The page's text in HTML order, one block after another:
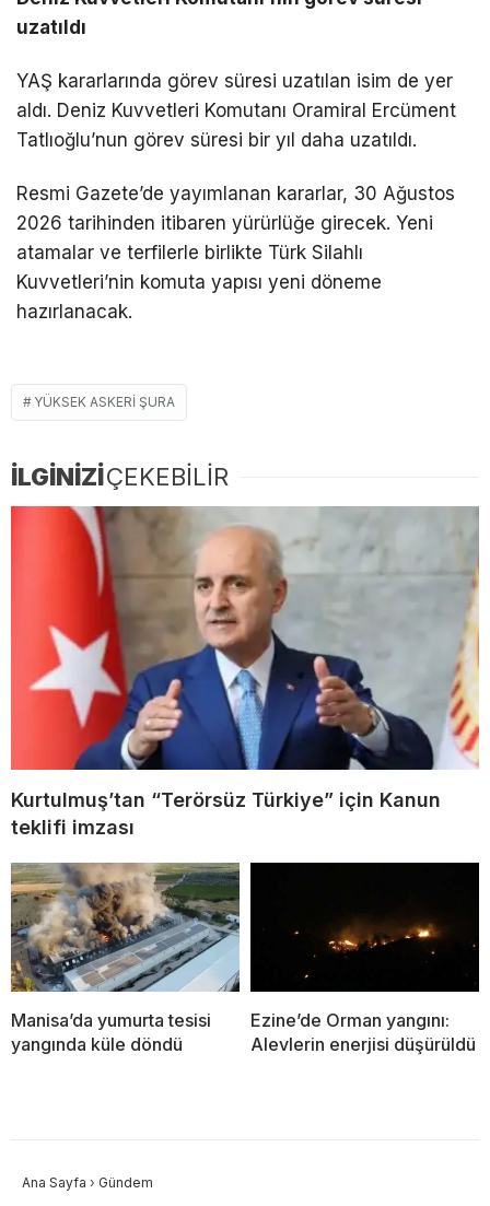
uzatıldı
YAŞ kararlarında görev süresi uzatılan isim de yer
aldı. Deniz Kuvvetleri Komutanı Oramiral Ercüment
Tatlıoğlu’nun görev süresi bir yıl daha uzatıldı.
Resmi Gazete’de yayımlanan kararlar, 30 Ağustos
2026 tarihinden itibaren yürürlüğe girecek. Yeni
atamalar ve terfilerle birlikte Türk Silahlı
Kuvvetleri’nin komuta yapısı yeni döneme
hazırlanacak.
YÜKSEK ASKERI ŞURA
İLGİNİZİÇEKEBİLİR
Kurtulmuş’tan “Terörsüz Türkiye” için Kanun
teklifi imzası
Manisa’da yumurta tesisi
yangında küle döndü
Ezine’de Orman yangını:
Alevlerin enerjisi düşürüldü
Ana Sayfa › Gündem